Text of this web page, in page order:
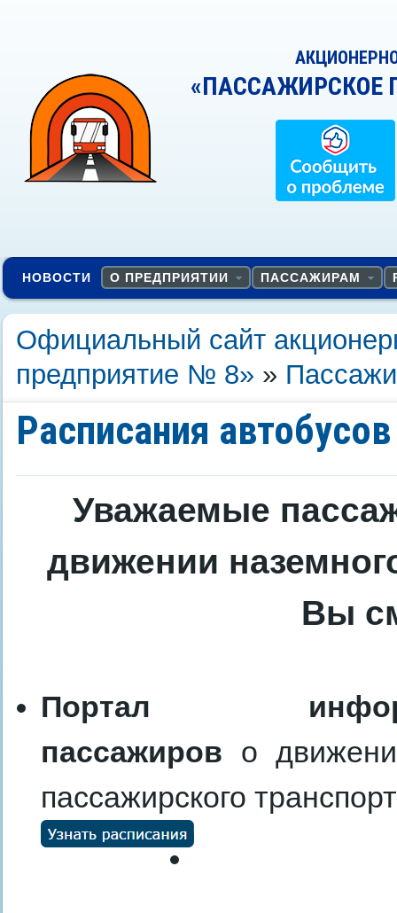
«ПАССАЖИРСКОЕ
НОВОСТИ О ПРЕДПРИЯТИИ ПАССАЖИРАМ
Официальный сайт
предприятие № 8» »
Расписания автобусов
Уважаемые
движении
Вы
Портал
пассажиров о
пассажирского